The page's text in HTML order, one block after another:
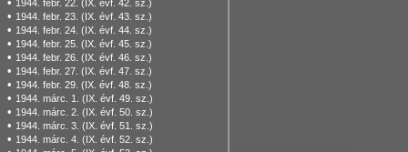
1944. febr. 22. (IX. évf. 42. sz.)
• 1944. febr. 23. (IX. évf. 43. sz.)
• 1944. febr. 24. (IX. évf. 44. sz.)
• 1944. febr. 25. (IX. évf. 45. sz.)
• 1944. febr. 26. (IX. évf. 46. sz.)
• 1944. febr. 27. (IX. évf. 47. sz.)
• 1944. febr. 29. (IX. évf. 48. sz.)
• 1944. márc. 1. (IX. évf. 49. sz.)
• 1944. márc. 2. (IX. évf. 50. sz.)
• 1944. márc. 3. (IX. évf. 51. sz.)
• 1944. márc. 4. (IX. évf. 52. sz.)